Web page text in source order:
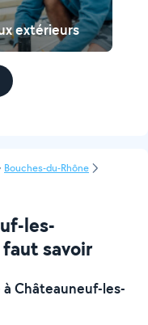
extérieurs
Bouches-du-Rhône
les-
savoir
Châteauneuf-les-